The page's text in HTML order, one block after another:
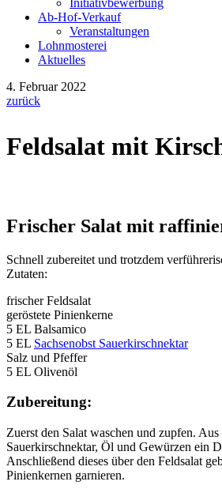
Initiativbewerbung
Ab-Hof-Verkauf
Veranstaltungen
Lohnmosterei
Aktuelles
4. Februar 2022
zurück
Feldsalat mit
Frischer Salat mit
Schnell zubereitet und trotzdem
Zutaten:
frischer Feldsalat
geröstete Pinienkerne
5 EL Balsamico
5 EL Sachsenobst Sauerkirschnektar
Salz und Pfeffer
5 EL Olivenöl
Zubereitung:
Zuerst den Salat waschen und zupfen.
Sauerkirschnektar, Öl und Gewürzen ein
Anschließend dieses über den Feldsalat
Pinienkernen garnieren.